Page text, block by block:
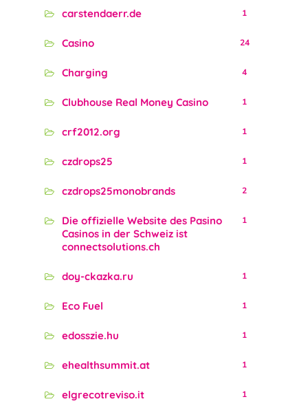
carstendaerr.de 1
Casino 24
Charging 4
Clubhouse Real Money Casino 1
crf2012.org 1
czdrops25 1
czdrops25monobrands 2
Die offizielle Website des Pasino
Casinos in der Schweiz ist
connectsolutions.ch
1
doy-ckazka.ru 1
Eco Fuel 1
edosszie.hu 1
ehealthsummit.at 1
elgrecotreviso.it 1